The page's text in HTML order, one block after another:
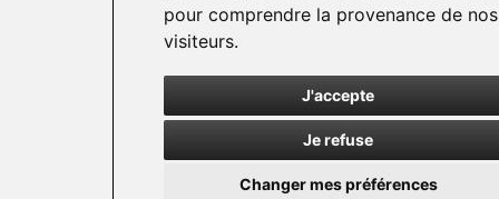
pour comprendre la provenance de nos
visiteurs.
J'accepte
Je refuse
Changer mes préférences